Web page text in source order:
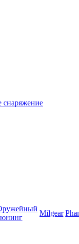
снаряжение
Milgear